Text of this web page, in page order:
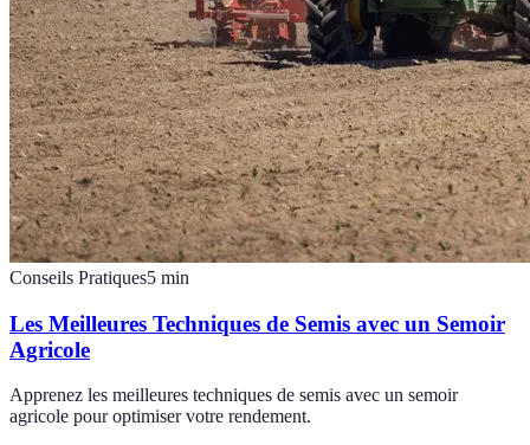
Conseils Pratiques5 min
Les Meilleures Techniques de Semis avec un Semoir
Agricole
Apprenez les meilleures techniques de semis avec un semoir
agricole pour optimiser votre rendement.